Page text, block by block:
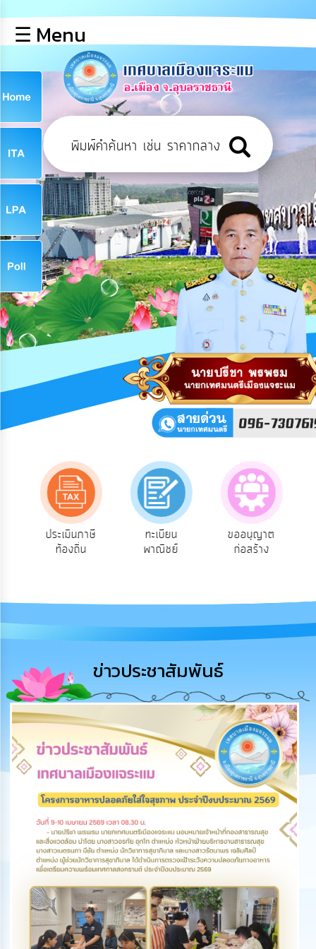
หลัก
ข้อมูล
พื้น
ฐาน
บุคลากร
ข่าว
ประชาสัมพันธ์
การ
เผย
ข้อมูล
สาธารณะ
OIT
การ
ปฏิสัมพันธ์
ฟัง
ความ
แผน
ยุทธศาสตร์/
แผน
พัฒนา
ทรัพยากร
บริหาร
งาน
การ
ส่ง
เสริม
ความ
โปร่งใส
การ
ซื้อ
จัด
จ้าง
การ
เงิน
การ
คลัง
☰ Menu
ประเมินภาษี
ขออนุญาต
คู่มือประช
ข่าวประชาสัมพันธ์